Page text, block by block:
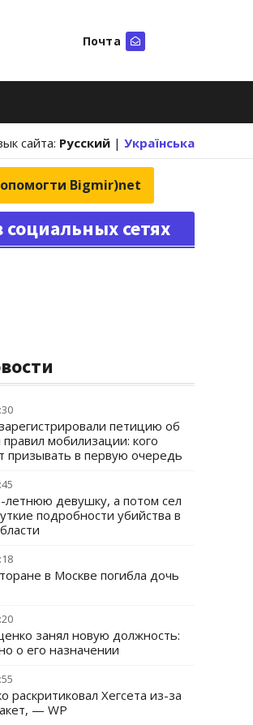
Почта
сайта: Русский | Українська
Bigmir)net
сетях
петицию об
мобилизации: кого
призывать в первую очередь
летнюю девушку, а потом сел
подробности убийства в
в Москве погибла дочь
занял новую должность:
о его назначении
раскритиковал Хегсета из-за
— WP